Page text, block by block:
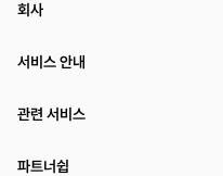
회사
서비스 안내
관련 서비스
파트너쉽